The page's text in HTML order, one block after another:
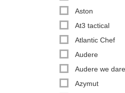
Aston
At3 tactical
Atlantic Chef
Audere
Audere we dare
Azymut